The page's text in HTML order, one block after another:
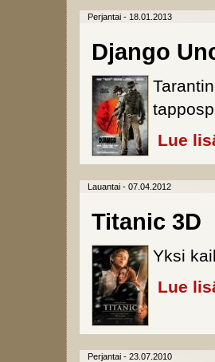
Perjantai - 18.01.2013
Django
Lue
Lauantai - 07.04.2012
Titanic 3D
Yksi
Lue
Perjantai - 23.07.2010